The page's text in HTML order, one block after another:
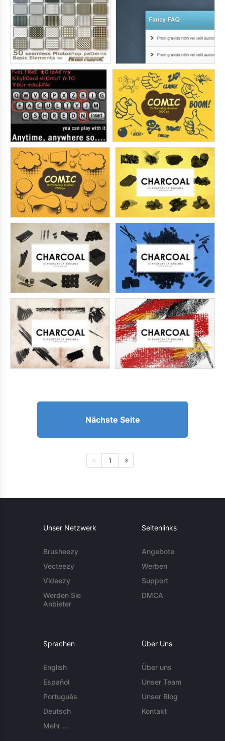
Nächste Seite
1
Unser Netzwerk
Brusheezy
Vecteezy
Videezy
Werden Sie
Anbieter
Seitenlinks
Angebote
Werben
Support
DMCA
Sprachen
English
Español
Português
Deutsch
Mehr ...
Über Uns
Über uns
Unser Team
Unser Blog
Kontakt